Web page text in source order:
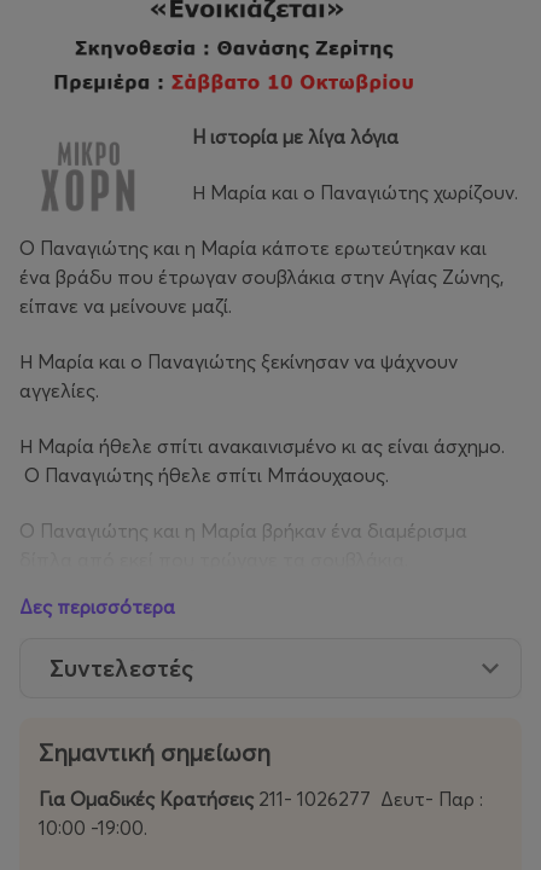
H ιστορία με λίγα λόγια
Η Μαρία και ο Παναγιώτης χωρίζουν.
Ο Παναγιώτης και η Μαρία κάποτε ερωτεύτηκαν και
ένα βράδυ που έτρωγαν σουβλάκια στην Αγίας Ζώνης,
είπανε να μείνουνε μαζί.
Η Μαρία και ο Παναγιώτης ξεκίνησαν να ψάχνουν
αγγελίες.
Η Μαρία ήθελε σπίτι ανακαινισμένο κι ας είναι άσχημο.
Ο Παναγιώτης ήθελε σπίτι Μπάουχαους.
Ο Παναγιώτης και η Μαρία βρήκαν ένα διαμέρισμα
Η Μαρία και ο Παναγιώτης υπογράψανε ένα συμβόλαιο
του συμβολαίου σε 3+1.
Δες περισσότερα
Συντελεστές
Σημαντική σημείωση
Για Ομαδικές Κρατήσεις 211- 1026277 Δευτ- Παρ :
10:00 -19:00.